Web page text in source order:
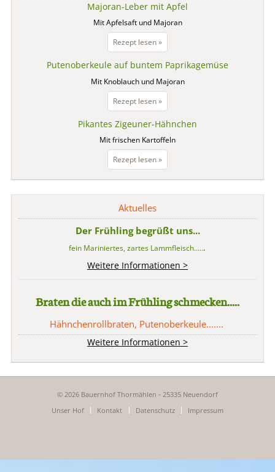
Majoran-Leber mit Apfel
Mit Apfelsaft und Majoran
Rezept lesen »Majoran-
Leber
mit
Putenoberkeule auf buntem Paprikagemüse
Mit Knoblauch und Majoran
Rezept lesen »Putenoberkeule
auf
buntem
Pikantes Zigeuner-Hähnchen
Mit frischen Kartoffeln
Rezept lesen »Pikantes
Zigeuner-
Hähnchen
Aktuelles
Der Frühling begrüßt uns...
fein Mariniertes, zartes Lammfleisch......
Weitere Informationen >
Braten die auch im Frühling schmecken.....
Hähnchenrollbraten, Putenoberkeule.......
Weitere Informationen >
© 2026 Bauernhof Thormählen - 25335 Neuendorf
Navigation
Unser Hof Kontakt Datenschutz Impressum